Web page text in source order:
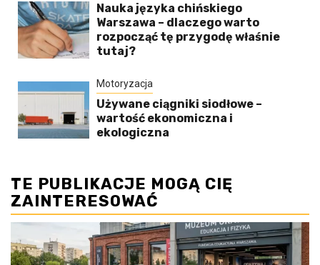
Nauka języka chińskiego
Warszawa – dlaczego warto
rozpocząć tę przygodę właśnie
tutaj?
Motoryzacja
Używane ciągniki siodłowe –
wartość ekonomiczna i
ekologiczna
TE PUBLIKACJE MOGĄ CIĘ
ZAINTERESOWAĆ